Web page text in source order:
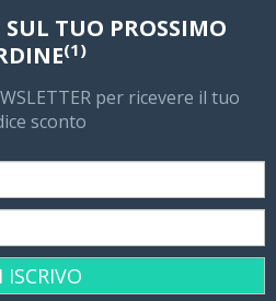
SUL TUO PROSSIMO
(1)
per ricevere il tuo
sconto
ISCRIVO